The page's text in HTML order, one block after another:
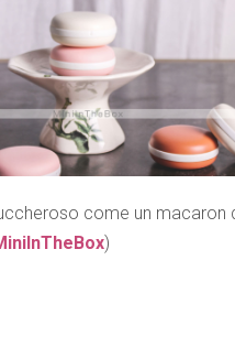
come un macaron
)